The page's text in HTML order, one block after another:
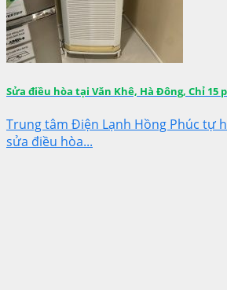
Sửa điều hòa tại Văn Khê, Hà Đông, Chỉ
Trung tâm Điện Lạnh Hồng Phúc tự
sửa điều hòa...